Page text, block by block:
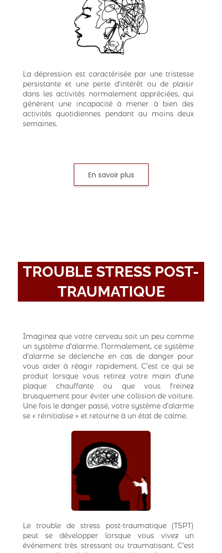
La dépression est caractérisée par une tristesse
persistante et une perte d’intérêt ou de plaisir
dans les activités normalement appréciées, qui
génèrent une incapacité à mener à bien des
activités quotidiennes pendant au moins deux
semaines.
En savoir plus
TROUBLE STRESS POST-
TRAUMATIQUE
Imaginez que votre cerveau soit un peu comme
un système d’alarme. Normalement, ce système
d’alarme se déclenche en cas de danger pour
vous aider à réagir rapidement. C’est ce qui se
produit lorsque vous retirez votre main d’une
plaque chauffante ou que vous freinez
brusquement pour éviter une collision de voiture.
Une fois le danger passé, votre système d’alarme
se « réinitialise » et retourne à un état de calme.
Le trouble de stress post-traumatique (TSPT)
peut se développer lorsque vous vivez un
événement très stressant ou traumatisant. C’est